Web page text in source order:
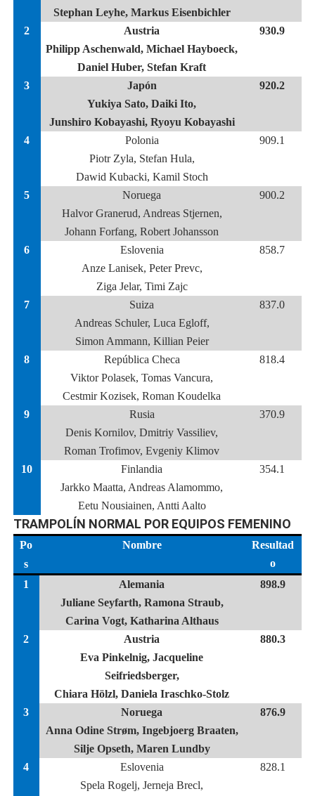
Stephan Leyhe, Markus Eisenbichler
2
Austria
Philipp Aschenwald, Michael Hayboeck,
Daniel Huber, Stefan Kraft
930.9
3
Japón
Yukiya Sato, Daiki Ito,
Junshiro Kobayashi, Ryoyu Kobayashi
920.2
4
Polonia
Piotr Zyla, Stefan Hula,
Dawid Kubacki, Kamil Stoch
909.1
5
Noruega
Halvor Granerud, Andreas Stjernen,
Johann Forfang, Robert Johansson
900.2
6
Eslovenia
Anze Lanisek, Peter Prevc,
Ziga Jelar, Timi Zajc
858.7
7
Suiza
Andreas Schuler, Luca Egloff,
Simon Ammann, Killian Peier
837.0
8
República Checa
Viktor Polasek, Tomas Vancura,
Cestmir Kozisek, Roman Koudelka
818.4
9
Rusia
Denis Kornilov, Dmitriy Vassiliev,
Roman Trofimov, Evgeniy Klimov
370.9
10
Finlandia
Jarkko Maatta, Andreas Alamommo,
Eetu Nousiainen, Antti Aalto
354.1
TRAMPOLÍN NORMAL POR EQUIPOS FEMENINO
Po
s
Nombre
Resultad
o
1
Alemania
Juliane Seyfarth, Ramona Straub,
Carina Vogt, Katharina Althaus
898.9
2
Austria
Eva Pinkelnig, Jacqueline
Seifriedsberger,
Chiara Hölzl, Daniela Iraschko-Stolz
880.3
3
Noruega
Anna Odine Strøm, Ingebjoerg Braaten,
Silje Opseth, Maren Lundby
876.9
4
Eslovenia
Spela Rogelj, Jerneja Brecl,
828.1